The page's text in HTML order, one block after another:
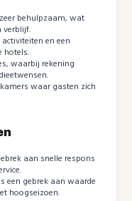
behulpzaam, wat
verblijf.
en een
hotels.
waarbij rekening
waar gasten zich
aan snelle respons
een gebrek aan waarde
hoogseizoen.